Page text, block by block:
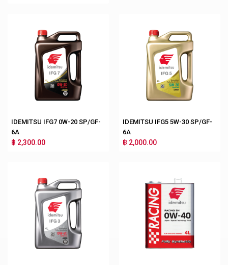
IDEMITSU IFG7 0W-20 SP/GF-
6A
฿ 2,300.00
IDEMITSU IFG5 5W-30 SP/GF-
6A
฿ 2,000.00